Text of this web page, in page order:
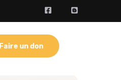
Faire un don